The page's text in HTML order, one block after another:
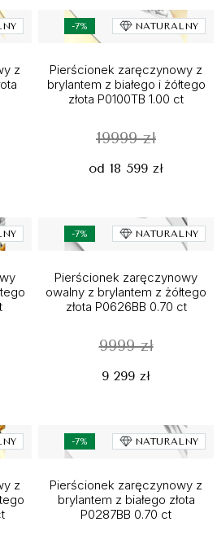
z
-7% NATURALNY
Pierścionek zaręczynowy z
brylantem z białego i żółtego
złota P0100TB 1.00 ct
19999 zł
od 18 599 zł
-7% NATURALNY
Pierścionek zaręczynowy
owalny z brylantem z żółtego
złota P0626BB 0.70 ct
9999 zł
9 299 zł
z
-7% NATURALNY
Pierścionek zaręczynowy z
brylantem z białego złota
P0287BB 0.70 ct